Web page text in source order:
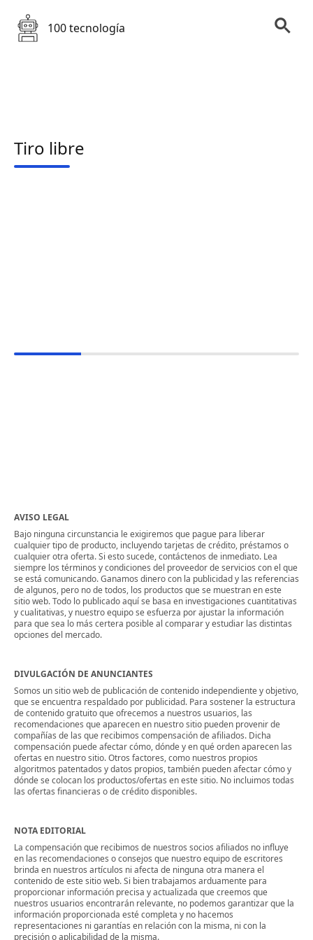
100 tecnología
Tiro libre
AVISO LEGAL
Bajo ninguna circunstancia le exigiremos que pague para liberar
cualquier tipo de producto, incluyendo tarjetas de crédito, préstamos o
cualquier otra oferta. Si esto sucede, contáctenos de inmediato. Lea
siempre los términos y condiciones del proveedor de servicios con el que
se está comunicando. Ganamos dinero con la publicidad y las referencias
de algunos, pero no de todos, los productos que se muestran en este
sitio web. Todo lo publicado aquí se basa en investigaciones cuantitativas
y cualitativas, y nuestro equipo se esfuerza por ajustar la información
para que sea lo más certera posible al comparar y estudiar las distintas
opciones del mercado.
DIVULGACIÓN DE ANUNCIANTES
Somos un sitio web de publicación de contenido independiente y objetivo,
que se encuentra respaldado por publicidad. Para sostener la estructura
de contenido gratuito que ofrecemos a nuestros usuarios, las
recomendaciones que aparecen en nuestro sitio pueden provenir de
compañías de las que recibimos compensación de afiliados. Dicha
compensación puede afectar cómo, dónde y en qué orden aparecen las
ofertas en nuestro sitio. Otros factores, como nuestros propios
algoritmos patentados y datos propios, también pueden afectar cómo y
dónde se colocan los productos/ofertas en este sitio. No incluimos todas
las ofertas financieras o de crédito disponibles.
NOTA EDITORIAL
La compensación que recibimos de nuestros socios afiliados no influye
en las recomendaciones o consejos que nuestro equipo de escritores
brinda en nuestros artículos ni afecta de ninguna otra manera el
contenido de este sitio web. Si bien trabajamos arduamente para
proporcionar información precisa y actualizada que creemos que
nuestros usuarios encontrarán relevante, no podemos garantizar que la
información proporcionada esté completa y no hacemos
representaciones ni garantías en relación con la misma, ni con la
precisión o aplicabilidad de la misma.